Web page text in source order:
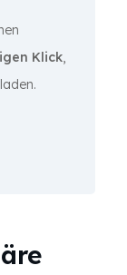
Klick,